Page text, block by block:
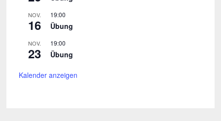
NOV.
16
19:00
Übung
NOV.
23
19:00
Übung
Kalender anzeigen